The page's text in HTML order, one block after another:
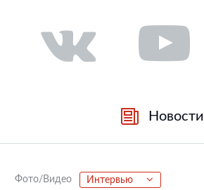
Новости
Фото/Видео Интервью